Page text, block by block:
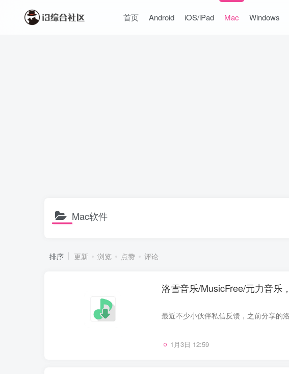
首页 Android iOS/iPad Mac Windows
Mac软件
排序 更新 浏览 点赞 评论
洛雪音乐/MusicFree/元力音乐
1月3日 12:59